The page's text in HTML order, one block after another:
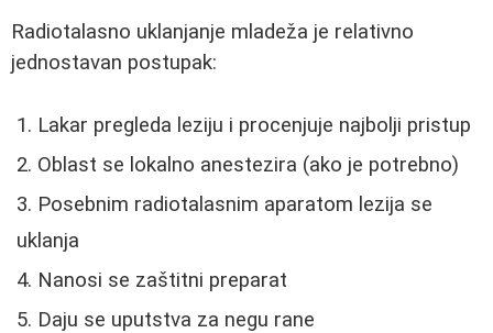
Radiotalasno uklanjanje mladeža je relativno
jednostavan postupak:
Lakar pregleda leziju i procenjuje najbolji pristup
Oblast se lokalno anestezira (ako je potrebno)
Posebnim radiotalasnim aparatom lezija se
uklanja
Nanosi se zaštitni preparat
Daju se uputstva za negu rane